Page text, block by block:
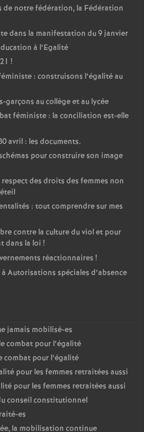
de notre fédération, la Fédération
dans la manifestation du 9 janvier
à l’Egalité
!
: construisons l’égalité au
au collège et au lycée
féministe : la conciliation est-elle
avril : les documents.
pour construire son image
des droits des femmes non
: tout comprendre sur mes
contre la culture du viol et pour
dans la loi !
réactionnaires !
Autorisations spéciales d’absence
jamais mobilisé-es
combat pour l’égalité
combat pour l’égalité
pour les femmes retraitées aussi
pour les femmes retraitées aussi
conseil constitutionnel
es
la mobilisation continue